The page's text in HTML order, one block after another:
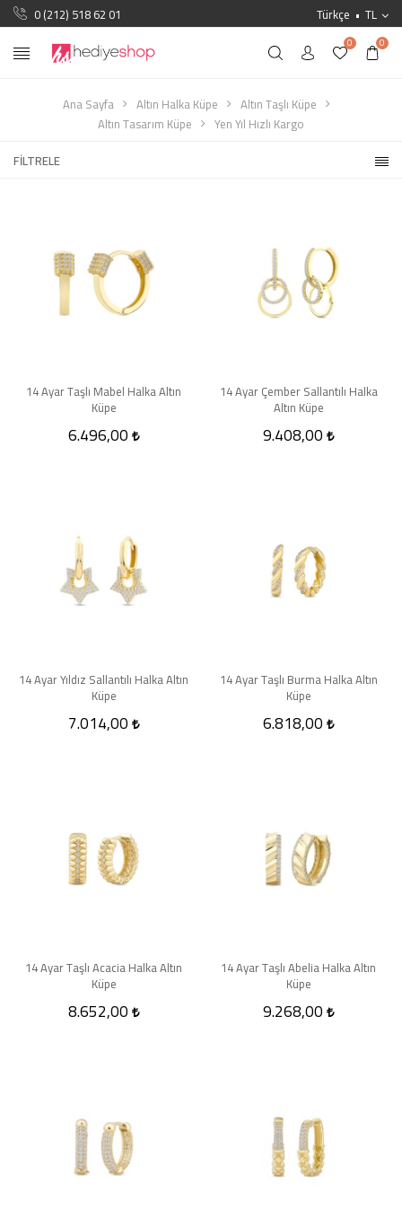
0 (212) 518 62 01 Türkçe TL
0 0
Ana Sayfa Altın Halka Küpe
Altın Taşlı Küpe
Altın Tasarım Küpe
Yen Yıl Hızlı Kargo
FILTRELE
14 Ayar Taşlı Mabel Halka Altın
Küpe
6.496,00
14 Ayar Çember Sallantılı Halka
Altın Küpe
9.408,00
14 Ayar Yıldız Sallantılı Halka Altın
Küpe
7.014,00
14 Ayar Taşlı Burma Halka Altın
Küpe
6.818,00
14 Ayar Taşlı Acacia Halka Altın
Küpe
8.652,00
14 Ayar Taşlı Abelia Halka Altın
Küpe
9.268,00